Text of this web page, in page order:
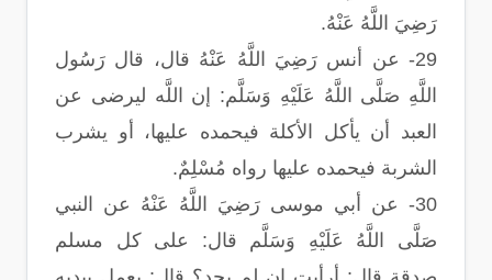
رَضِيَ اللَّهُ عَنْهُ.
29- عن أنس رَضِيَ اللَّهُ عَنْهُ قال، قال رَسُول
اللَّهِ صَلَّى اللَّهُ عَلَيْهِ وَسَلَّم: إن اللَّه ليرضى عن
العبد أن يأكل الأكلة فيحمده عليها، أو يشرب
الشربة فيحمده عليها رواه مُسْلِمٌ.
30- عن أبي موسى رَضِيَ اللَّهُ عَنْهُ عن النبي
صَلَّى اللَّهُ عَلَيْهِ وَسَلَّم قال: على كل مسلم